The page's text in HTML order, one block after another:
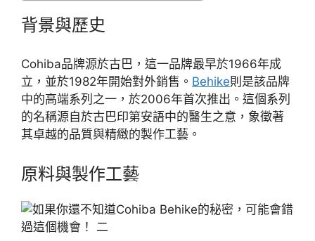
背景與歷史
Cohiba品牌源於古巴，這一品牌最早於1966年成
立，並於1982年開始對外銷售。 Behike則是該品牌
中的高端系列之一，於2006年首次推出。這個系列
的名稱源自於古巴印第安語中的醫生之意，象徵著
其卓越的品質與精緻的製作工藝。
原料與製作工藝